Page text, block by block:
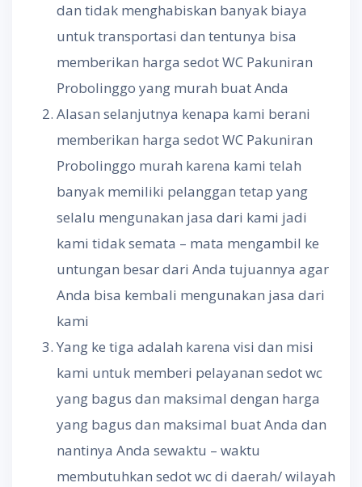
dan tidak menghabiskan banyak biaya
untuk transportasi dan tentunya bisa
memberikan harga sedot WC Pakuniran
Probolinggo yang murah buat Anda
Alasan selanjutnya kenapa kami berani
memberikan harga sedot WC Pakuniran
Probolinggo murah karena kami telah
banyak memiliki pelanggan tetap yang
selalu mengunakan jasa dari kami jadi
kami tidak semata – mata mengambil ke
untungan besar dari Anda tujuannya agar
Anda bisa kembali mengunakan jasa dari
kami
Yang ke tiga adalah karena visi dan misi
kami untuk memberi pelayanan sedot wc
yang bagus dan maksimal dengan harga
yang bagus dan maksimal buat Anda dan
nantinya Anda sewaktu – waktu
membutuhkan sedot wc di daerah/ wilayah